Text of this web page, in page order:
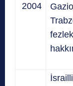
2004
İsrailli